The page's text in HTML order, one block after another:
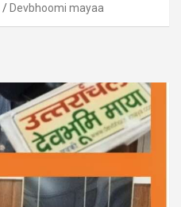
Devbhoomi mayaa